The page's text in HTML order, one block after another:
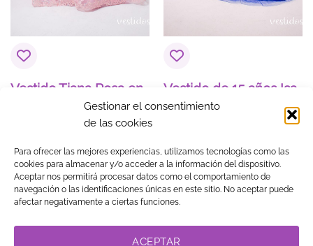
Gestionar el consentimiento
de las cookies
Para ofrecer las mejores experiencias, utilizamos tecnologías como las
cookies para almacenar y/o acceder a la información del dispositivo.
Aceptar nos permitirá procesar datos como el comportamiento de
navegación o las identificaciones únicas en este sitio. No aceptar puede
afectar negativamente a ciertas funciones.
ACEPTAR
Correo electrónico*
Vestido Tiana Rosa en
Vestido de 15 años Isa
Azul Rey en Alquiler
Visa MasterCardAmerican
TIENDA BLOG GUÍA DE COMPRA CONTACTO
COOKIES
PRIVACIDAD
TRABAJA CON NOSOTROS